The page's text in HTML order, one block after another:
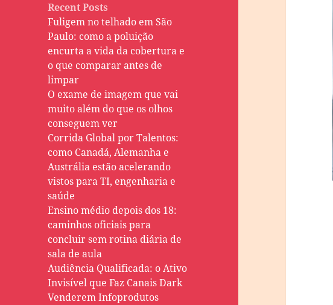
Recent Posts
Fuligem no telhado em São
Paulo: como a poluição
encurta a vida da cobertura e
o que comparar antes de
limpar
O exame de imagem que vai
muito além do que os olhos
conseguem ver
Corrida Global por Talentos:
como Canadá, Alemanha e
Austrália estão acelerando
vistos para TI, engenharia e
saúde
Ensino médio depois dos 18:
caminhos oficiais para
concluir sem rotina diária de
sala de aula
Audiência Qualificada: o Ativo
Invisível que Faz Canais Dark
Venderem Infoprodutos